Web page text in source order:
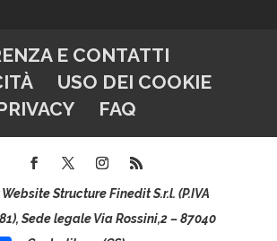
E CONTATTI
USO DEI COOKIE
FAQ
Structure Finedit S.r.l. (P.IVA
Sede legale Via Rossini,2 – 87040